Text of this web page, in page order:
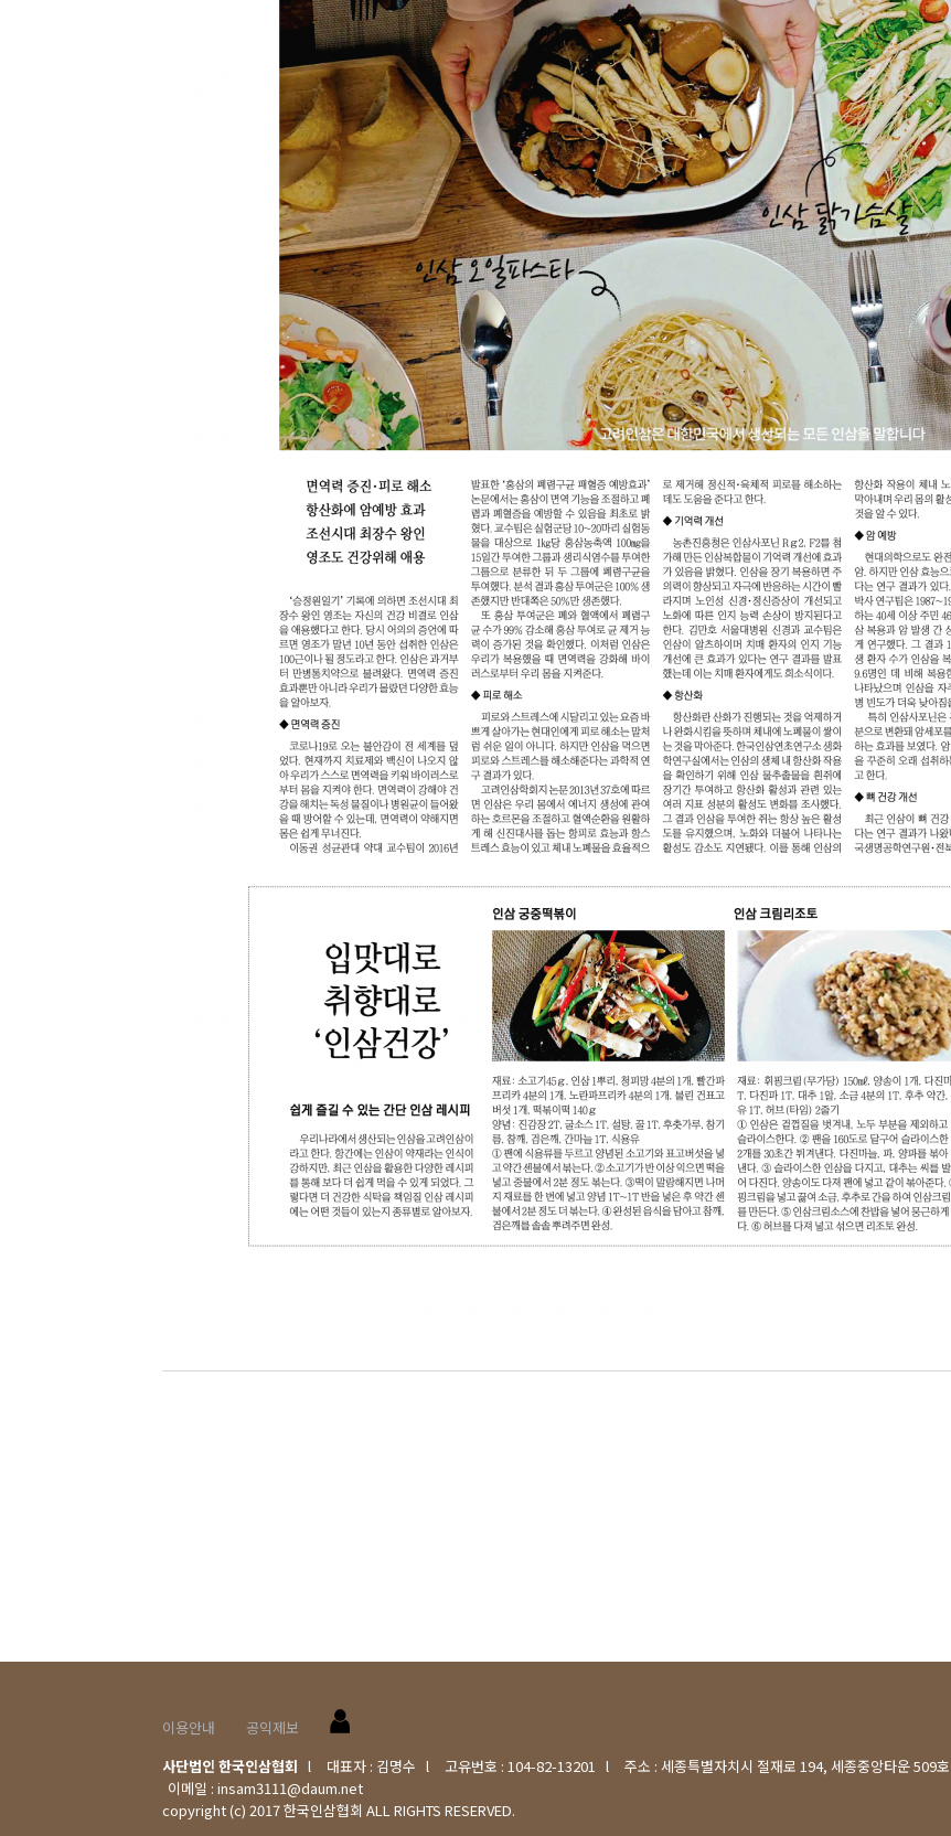
이용안내
공익제보
사단법인 한국인삼협회 l 대표자 : 김명수 l 고유번호 : 104-82-13201 l 주소 : 세종특별자치시 절재로 194, 세종중앙타운 509호
이메일 : insam3111@daum.net
copyright (c) 2017 한국인삼협회 ALL RIGHTS RESERVED.